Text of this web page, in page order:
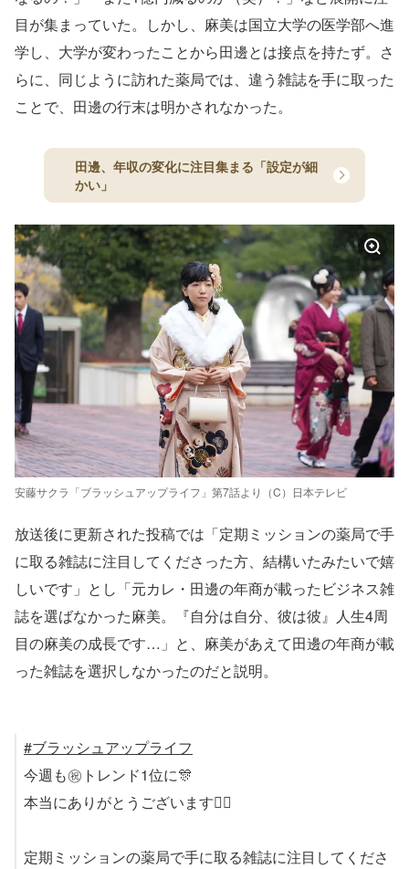
目が集まっていた。しかし、麻美は国立大学の医学部へ進
学し、大学が変わったことから田邊とは接点を持たず。さ
らに、同じように訪れた薬局では、違う雑誌を手に取った
ことで、田邊の行末は明かされなかった。
田邊、年収の変化に注目集まる「設定が細
かい」
安藤サクラ「ブラッシュアップライフ」第7話より（C）日本テレビ
放送後に更新された投稿では「定期ミッションの薬局で手
に取る雑誌に注目してくださった方、結構いたみたいで嬉
しいです」とし「元カレ・田邊の年商が載ったビジネス雑
誌を選ばなかった麻美。『自分は自分、彼は彼』人生4周
目の麻美の成長です…」と、麻美があえて田邊の年商が載
った雑誌を選択しなかったのだと説明。
#ブラッシュアップライフ
今週も㊗️トレンド1位に🎊
本当にありがとうございます🙇‍♀️
定期ミッションの薬局で手に取る雑誌に注目してくださ